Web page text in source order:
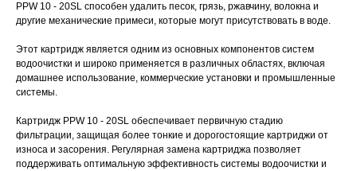
PPW 10 - 20SL способен удалить песок, грязь, ржавчину, волокна и
другие механические примеси, которые могут присутствовать в воде.
Этот картридж является одним из основных компонентов систем
водоочистки и широко применяется в различных областях, включая
домашнее использование, коммерческие установки и промышленные
системы.
Картридж PPW 10 - 20SL обеспечивает первичную стадию
фильтрации, защищая более тонкие и дорогостоящие картриджи от
износа и засорения. Регулярная замена картриджа позволяет
поддерживать оптимальную эффективность системы водоочистки и